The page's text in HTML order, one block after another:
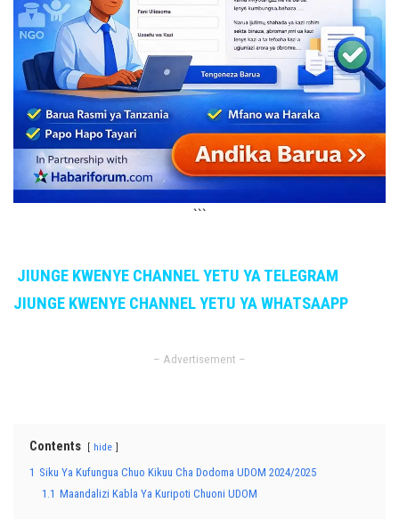
```
JIUNGE KWENYE CHANNEL YETU YA TELEGRAM
JIUNGE KWENYE CHANNEL YETU YA WHATSAAPP
– Advertisement –
Contents hide
1 Siku Ya Kufungua Chuo Kikuu Cha Dodoma UDOM 2024/2025
1.1 Maandalizi Kabla Ya Kuripoti Chuoni UDOM